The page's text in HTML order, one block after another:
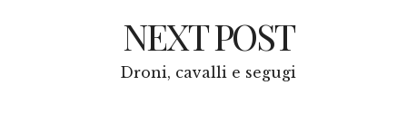
NEXT POST
Droni, cavalli e segugi